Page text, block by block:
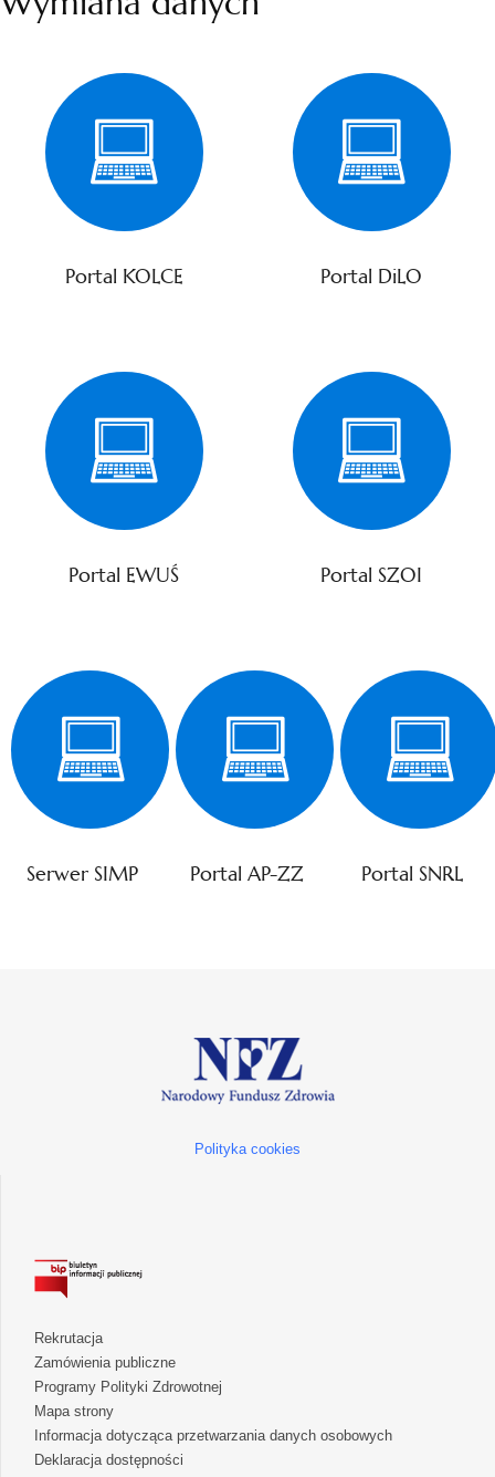
Portal KOLCE Portal DiLO
Portal EWUŚ Portal SZOI
Serwer SIMP Portal AP-ZZ Portal SNRL
Polityka cookies
Rekrutacja
Zamówienia publiczne
Programy Polityki Zdrowotnej
Mapa strony
Informacja dotycząca przetwarzania danych osobowych
Deklaracja dostępności